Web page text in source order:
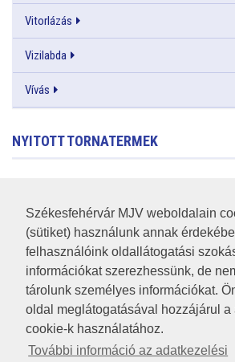
Székesfehérvár MJV weboldalain
(sütiket) használunk annak
felhasználóink oldallátogatási
információkat szerezhessünk, de
tárolunk személyes információkat.
oldal meglátogatásával hozzájárul a
cookie-k használatához.
További információ az adatkezelési
Vitorlázás
Vizilabda
Vívás
NYITOTT TORNATERMEK
RSS
A HONLAP 2017.03.31-I ÁLLAPOTA
JOGI NYILATKOZAT
IMPRESSZUM